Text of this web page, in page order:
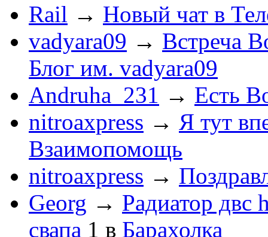
Rail → Новый чат в
vadyara09 → Встреча
Блог им. vadyara09
Andruha_231 → Есть
nitroaxpress → Я тут
Взаимопомощь
nitroaxpress →
Georg → Радиатор двс
свапа 1 в Барахолка